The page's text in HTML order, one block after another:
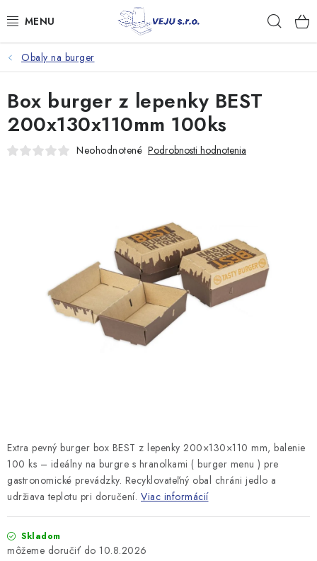
na
TAŠKY A VRECKÁ
FÓLIE, PAPIER, RUKAVICE
JEDNORÁZOVÝ RIAD
Doprava a platba
Obaly na burger
Extra pevný burger box BEST z lepenky 200×130×110 mm, balenie
100 ks – ideálny na burgre s hranolkami ( burger menu ) pre
gastronomické prevádzky. Recyklovateľný obal chráni jedlo a
udržiava teplotu pri doručení. Viac informácií
Skladom
10.8.2026
Box burger z lepenky BEST
200x130x110mm 100ks
Neohodnotené Podrobnosti hodnotenia